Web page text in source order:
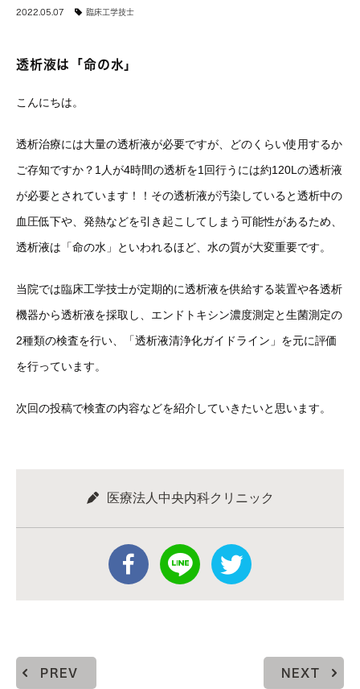
2022.05.07 臨床工学技士
透析液は「命の水」
こんにちは。
透析治療には大量の透析液が必要ですが、どのくらい使用するか
ご存知ですか？1人が4時間の透析を1回行うには約120Lの透析液
が必要とされています！！その透析液が汚染していると透析中の
血圧低下や、発熱などを引き起こしてしまう可能性があるため、
透析液は「命の水」といわれるほど、水の質が大変重要です。
当院では臨床工学技士が定期的に透析液を供給する装置や各透析
機器から透析液を採取し、エンドトキシン濃度測定と生菌測定の
2種類の検査を行い、「透析液清浄化ガイドライン」を元に評価
を行っています。
次回の投稿で検査の内容などを紹介していきたいと思います。
医療法人中央内科クリニック
PREV NEXT